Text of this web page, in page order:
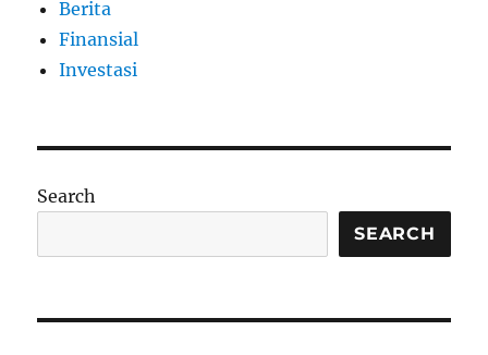
Berita
Finansial
Investasi
Search
SEARCH